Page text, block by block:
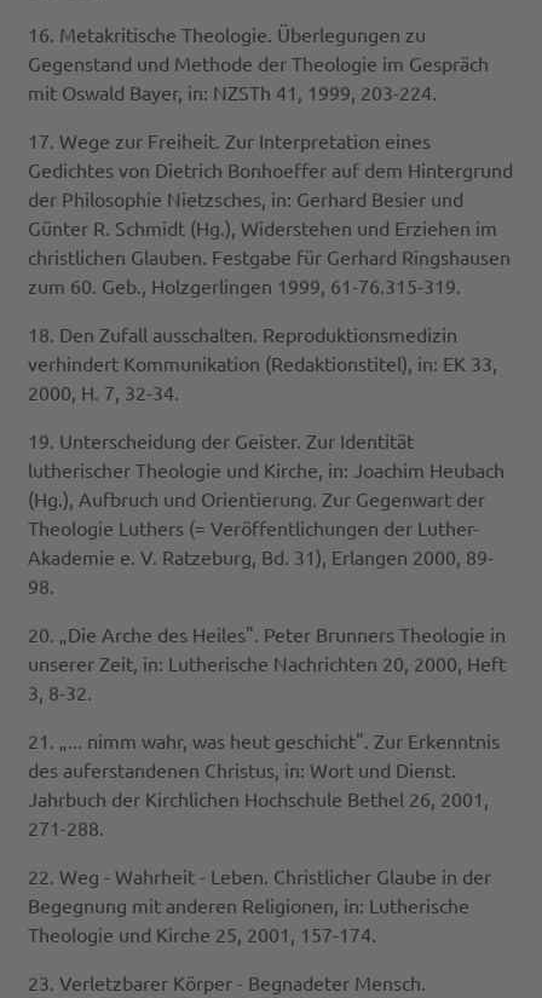
16. Metakritische Theologie. Überlegungen zu
Gegenstand und Methode der Theologie im Gespräch
mit Oswald Bayer, in: NZSTh 41, 1999, 203-224.
17. Wege zur Freiheit. Zur Interpretation eines
Gedichtes von Dietrich Bonhoeffer auf dem Hintergrund
der Philosophie Nietzsches, in: Gerhard Besier und
Günter R. Schmidt (Hg.), Widerstehen und Erziehen im
christlichen Glauben. Festgabe für Gerhard Ringshausen
zum 60. Geb., Holzgerlingen 1999, 61-76.315-319.
18. Den Zufall ausschalten. Reproduktionsmedizin
verhindert Kommunikation (Redaktionstitel), in: EK 33,
2000, H. 7, 32-34.
19. Unterscheidung der Geister. Zur Identität
lutherischer Theologie und Kirche, in: Joachim Heubach
(Hg.), Aufbruch und Orientierung. Zur Gegenwart der
Theologie Luthers (= Veröffentlichungen der Luther-
Akademie e. V. Ratzeburg, Bd. 31), Erlangen 2000, 89-
98.
20. „Die Arche des Heiles". Peter Brunners Theologie in
unserer Zeit, in: Lutherische Nachrichten 20, 2000, Heft
3, 8-32.
21. „... nimm wahr, was heut geschicht". Zur Erkenntnis
des auferstandenen Christus, in: Wort und Dienst.
Jahrbuch der Kirchlichen Hochschule Bethel 26, 2001,
271-288.
22. Weg - Wahrheit - Leben. Christlicher Glaube in der
Begegnung mit anderen Religionen, in: Lutherische
Theologie und Kirche 25, 2001, 157-174.
23. Verletzbarer Körper - Begnadeter Mensch.